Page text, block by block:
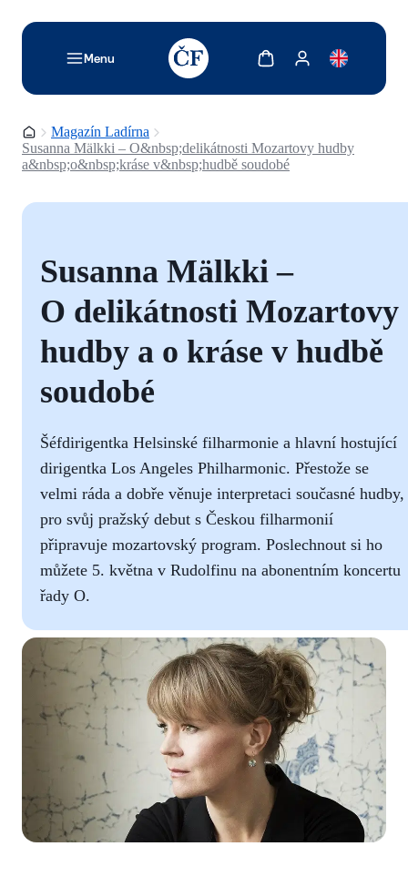
Menu
TODO: Add description for reader
Zobrazit košíkZobrazit můj účet
Domovská stránka
Magazín Ladírna
Susanna Mälkki – O&nbsp;delikátnosti Mozartovy hudby
a&nbsp;o&nbsp;kráse v&nbsp;hudbě soudobé
Susanna Mälkki –
O delikátnosti Mozartovy
hudby a o kráse v hudbě
soudobé
Šéfdirigentka Helsinské filharmonie a hlavní hostující
dirigentka Los Angeles Philharmonic. Přestože se
velmi ráda a dobře věnuje interpretaci současné hudby,
pro svůj pražský debut s Českou filharmonií
připravuje mozartovský program. Poslechnout si ho
můžete 5. května v Rudolfinu na abonentním koncertu
řady O.